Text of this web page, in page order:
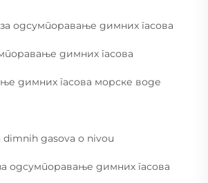
одсумпоравање димних гасова
димних гасова
димних гасова морске воде
dimnih gasova o nivou
одсумпоравање димних гасова